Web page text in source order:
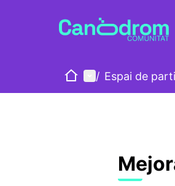
IniciMenú principal
/ Espai de